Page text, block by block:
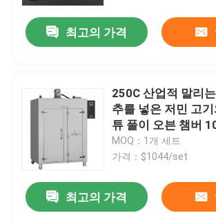
최고의 가격
250C 산업적 말리
추를 넣은 저민 고
튜 풀이 오븐 챔버
를 말립니다
MOQ：1개 세트
가격：$1044/set
최고의 가격